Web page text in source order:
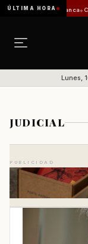
ÚLTIMA HORA
Zona Franca Contraloría
Lunes,
JUDICIAL
PUBLICIDAD